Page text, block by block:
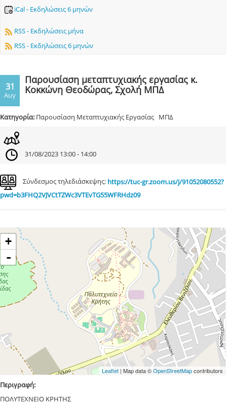
iCal - Εκδηλώσεις 6 μηνών
RSS - Εκδηλώσεις μήνα
RSS - Εκδηλώσεις 6 μηνών
31
Αυγ
Παρουσίαση μεταπτυχιακής εργασίας κ.
Κοκκώνη Θεοδώρας, Σχολή ΜΠΔ
Κατηγορία: Παρουσίαση Μεταπτυχιακής Εργασίας ΜΠΔ
31/08/2023 13:00 - 14:00
Σύνδεσμος τηλεδιάσκεψης: https://tuc-gr.zoom.us/j/91052080552?
pwd=b3FHQ2VJVCtTZWc3VTEvTG55WFRHdz09
+
-
Leaflet| Map data ©OpenStreetMapcontributors
Περιγραφή:
ΠΟΛΥΤΕΧΝΕΙΟ ΚΡΗΤΗΣ